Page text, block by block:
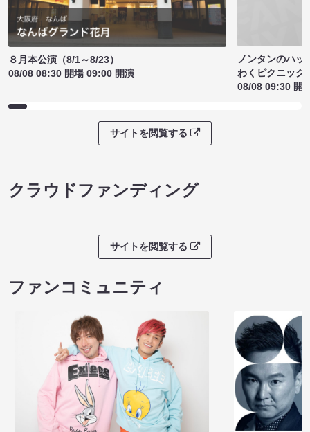
８月本公演（8/1～8/23）
08/08 08:30 開場 09:00 開演
ノンタンのハッ
わくピクニック
08/08 09:30 開
サイトを閲覧する
クラウドファンディング
サイトを閲覧する
ファンコミュニティ